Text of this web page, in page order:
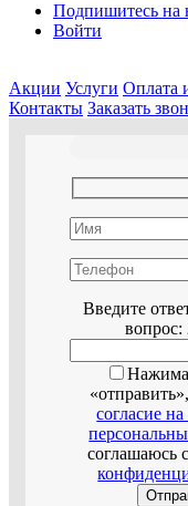
Подпишитесь на
Войти
Акции Услуги Оплата
Контакты Заказать
Введите
вопрос:
согласие
соглашаюсь с